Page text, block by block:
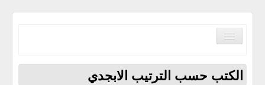
Toggle
Navigation
الكتب حسب الترتيب الابجدي